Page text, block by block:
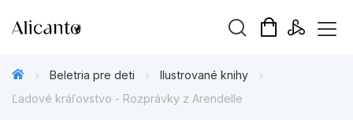
Beletria pre deti
Ilustrované knihy
Ľadové kráľovstvo - Rozprávky z Arendelle